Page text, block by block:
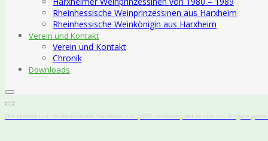
Rheinhessische Weinprinzessinen aus Harxheim
Rheinhessische Weinkönigin aus Harxheim
Verein und Kontakt
Verein und Kontakt
Chronik
Downloads
Der Heimat-und Verkehrsverein Harxheim e.V. (HVV-Harxheim) hat es sich zur Aufgabe